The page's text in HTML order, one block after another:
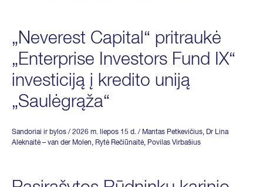
„Neverest Capital“ pritraukė
„Enterprise Investors Fund IX“
investiciją į kredito uniją
„Saulėgrąža“
Sandoriai ir bylos / 2026 m. liepos 15 d. / Mantas Petkevičius, Dr Lina
Aleknaitė – van der Molen, Rytė Rečiūnaitė, Povilas Virbašius